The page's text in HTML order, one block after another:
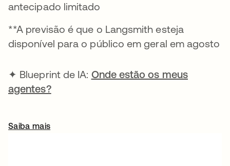
antecipado limitado
**A previsão é que o Langsmith esteja
disponível para o público em geral em agosto
✦ Blueprint de IA: Onde estão os meus
agentes?
Saiba mais